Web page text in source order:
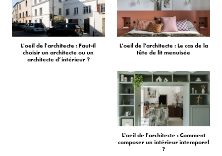
L'oeil de l'architecte : Faut-il
choisir un architecte ou un
architecte d’intérieur ?
L'oeil de l'architecte : Le cas de la
tête de lit menuisée
L'oeil de l'architecte : Comment
composer un intérieur intemporel
?